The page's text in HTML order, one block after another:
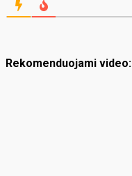
Rekomenduojami video: